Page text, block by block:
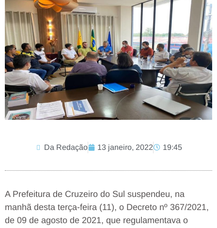
Da Redação 13 janeiro, 2022 19:45
A Prefeitura de Cruzeiro do Sul suspendeu, na
manhã desta terça-feira (11), o Decreto nº 367/2021,
de 09 de agosto de 2021, que regulamentava o